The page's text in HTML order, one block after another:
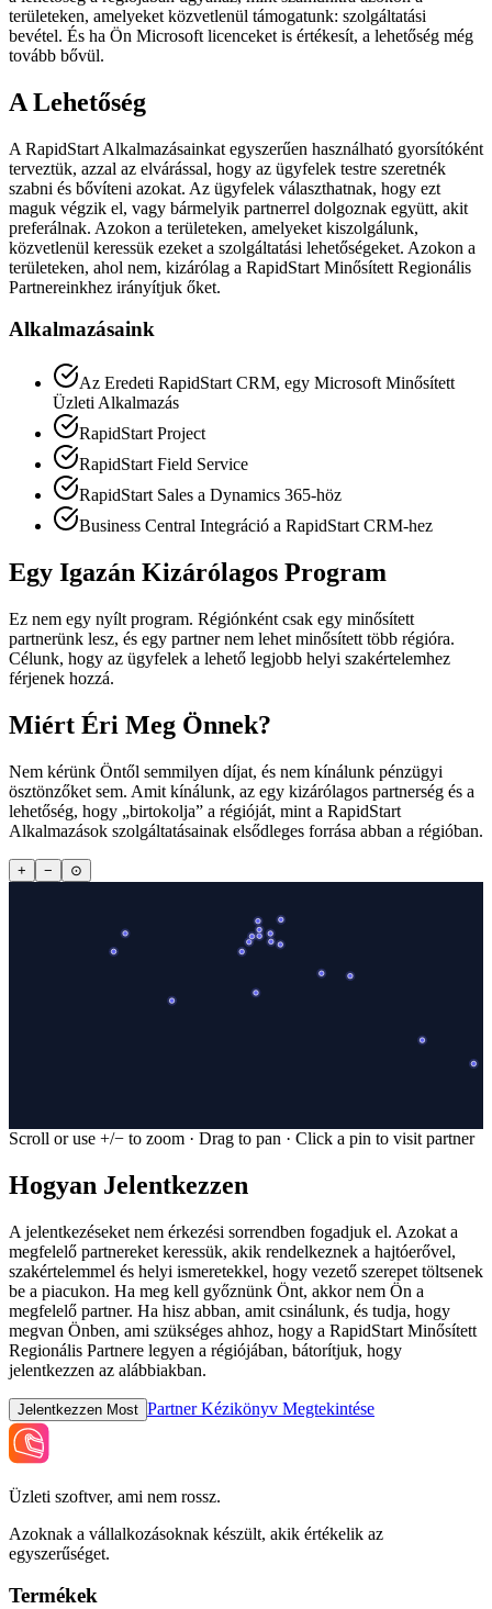
területeken, amelyeket közvetlenül támogatunk: szolgáltatási
bevétel. És ha Ön Microsoft licenceket is értékesít, a lehetőség még
tovább bővül.
A Lehetőség
A RapidStart Alkalmazásainkat egyszerűen használható gyorsítóként
terveztük, azzal az elvárással, hogy az ügyfelek testre szeretnék
szabni és bővíteni azokat. Az ügyfelek választhatnak, hogy ezt
maguk végzik el, vagy bármelyik partnerrel dolgoznak együtt, akit
preferálnak. Azokon a területeken, amelyeket kiszolgálunk,
közvetlenül keressük ezeket a szolgáltatási lehetőségeket. Azokon a
területeken, ahol nem, kizárólag a RapidStart Minősített Regionális
Partnereinkhez irányítjuk őket.
Alkalmazásaink
Az Eredeti RapidStart CRM, egy Microsoft Minősített
Üzleti Alkalmazás
RapidStart Project
RapidStart Field Service
RapidStart Sales a Dynamics 365-höz
Business Central Integráció a RapidStart CRM-hez
Egy Igazán Kizárólagos Program
Ez nem egy nyílt program. Régiónként csak egy minősített
partnerünk lesz, és egy partner nem lehet minősített több régióra.
Célunk, hogy az ügyfelek a lehető legjobb helyi szakértelemhez
férjenek hozzá.
Miért Éri Meg Önnek?
Nem kérünk Öntől semmilyen díjat, és nem kínálunk pénzügyi
ösztönzőket sem. Amit kínálunk, az egy kizárólagos partnerség és a
lehetőség, hogy „birtokolja” a régióját, mint a RapidStart
Alkalmazások szolgáltatásainak elsődleges forrása abban a régióban.
+ − ⊙
Scroll or use +/− to zoom · Drag to pan · Click a pin to visit partner
Hogyan Jelentkezzen
A jelentkezéseket nem érkezési sorrendben fogadjuk el. Azokat a
megfelelő partnereket keressük, akik rendelkeznek a hajtóerővel,
szakértelemmel és helyi ismeretekkel, hogy vezető szerepet töltsenek
be a piacukon. Ha meg kell győznünk Önt, akkor nem Ön a
megfelelő partner. Ha hisz abban, amit csinálunk, és tudja, hogy
megvan Önben, ami szükséges ahhoz, hogy a RapidStart Minősített
Regionális Partnere legyen a régiójában, bátorítjuk, hogy
jelentkezzen az alábbiakban.
Jelentkezzen Most Partner Kézikönyv Megtekintése
Üzleti szoftver, ami nem rossz.
Azoknak a vállalkozásoknak készült, akik értékelik az
egyszerűséget.
Termékek